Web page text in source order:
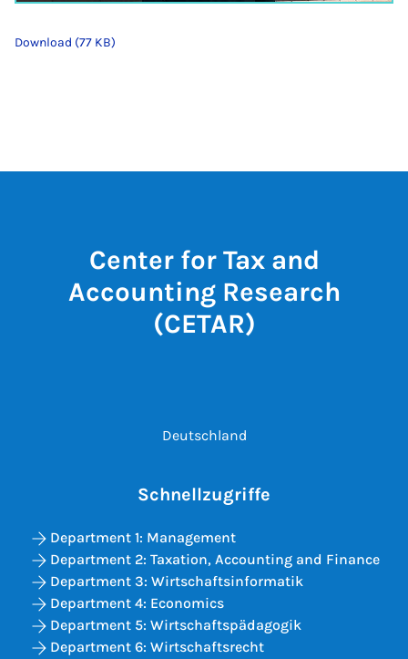
Download (77 KB)
Center for Tax and
Accounting Research
(CETAR)
Deutschland
Schnellzugriffe
Department 1: Management
Department 2: Taxation, Accounting and Finance
Department 3: Wirtschaftsinformatik
Department 4: Economics
Department 5: Wirtschaftspädagogik
Department 6: Wirtschaftsrecht